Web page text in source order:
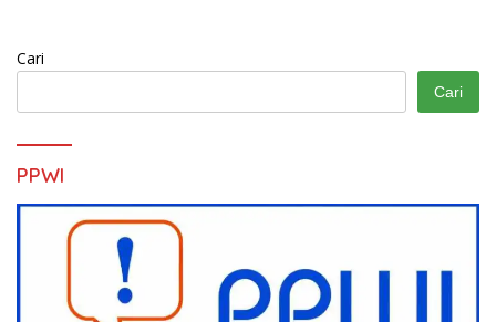
Cari
Cari
PPWI